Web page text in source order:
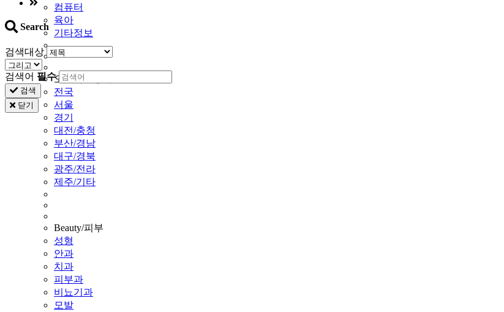
컴퓨터
육아
기타정보
오프라인상가
전국
서울
경기
대전/충청
부산/경남
대구/경북
광주/전라
제주/기타
Beauty/피부
성형
안과
치과
피부과
비뇨기과
모발
Search
검색대상
검색어 필수
검색
닫기